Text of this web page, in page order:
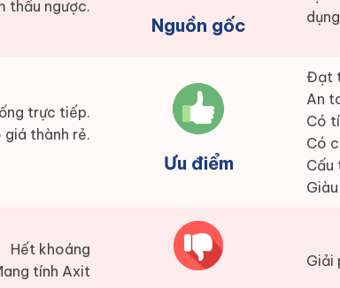
thấu ngược.
Nguồn gốc
trực tiếp.
thành rẻ.
Ưu điểm
Đạt
An
Có
Có
Cấu
Hết khoáng
tính Axit
Giải